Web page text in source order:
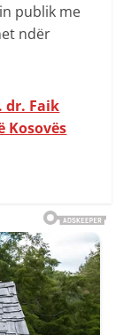
publik me
ndër
dr. Faik
Kosovës